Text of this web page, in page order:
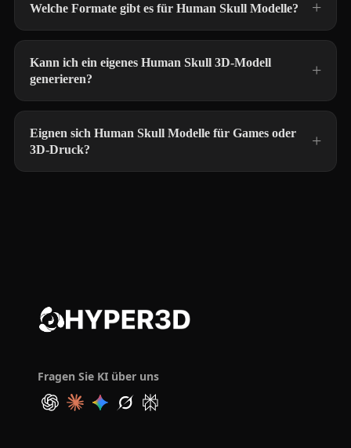
Welche Formate gibt es für Human Skull Modelle?
Kann ich ein eigenes Human Skull 3D-Modell
generieren?
Eignen sich Human Skull Modelle für Games oder
3D-Druck?
Fragen Sie KI über uns